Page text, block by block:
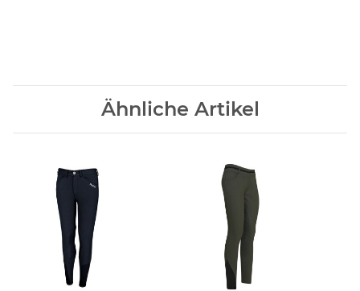
Ähnliche Artikel